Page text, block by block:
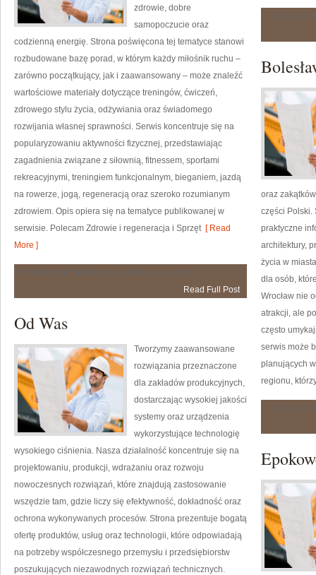
zdrowie, dobre
samopoczucie oraz
codzienną energię. Strona poświęcona tej tematyce stanowi
rozbudowane bazę porad, w którym każdy miłośnik ruchu –
zarówno początkujący, jak i zaawansowany – może znaleźć
wartościowe materiały dotyczące treningów, ćwiczeń,
zdrowego stylu życia, odżywiania oraz świadomego
rozwijania własnej sprawności. Serwis koncentruje się na
popularyzowaniu aktywności fizycznej, przedstawiając
zagadnienia związane z siłownią, fitnessem, sportami
rekreacyjnymi, treningiem funkcjonalnym, bieganiem, jazdą
na rowerze, jogą, regeneracją oraz szeroko rozumianym
zdrowiem. Opis opiera się na tematyce publikowanej w
serwisie. Polecam Zdrowie i regeneracja i Sprzęt[ Read
More ]
Read Full Post
oraz
części Polski.
praktyczne
architektury,
życia w
dla osób,
Wrocław nie
atrakcji, ale
często
serwis może
planujących
regionu,
Od Was
Tworzymy zaawansowane
rozwiązania przeznaczone
dla zakładów produkcyjnych,
dostarczając wysokiej jakości
systemy oraz urządzenia
wykorzystujące technologię
wysokiego ciśnienia. Nasza działalność koncentruje się na
projektowaniu, produkcji, wdrażaniu oraz rozwoju
nowoczesnych rozwiązań, które znajdują zastosowanie
wszędzie tam, gdzie liczy się efektywność, dokładność oraz
ochrona wykonywanych procesów. Strona prezentuje bogatą
ofertę produktów, usług oraz technologii, które odpowiadają
na potrzeby współczesnego przemysłu i przedsiębiorstw
poszukujących niezawodnych rozwiązań technicznych.